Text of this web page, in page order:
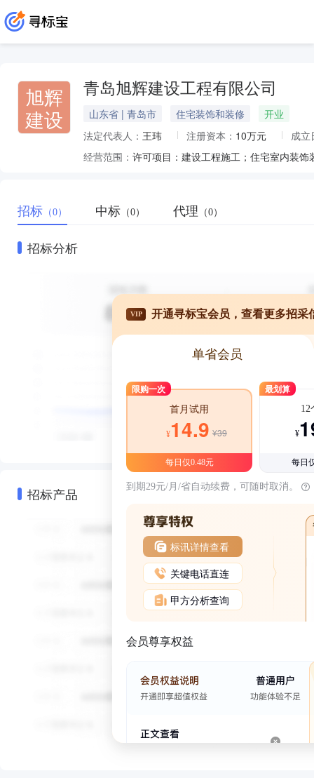
旭辉
建设
青岛旭辉建设工程有限公司
山东省 | 青岛市 住宅装饰和装修
开业
法定代表人： 王玮 注册资本： 10万元
成立
经营范围：
招标 （0） 中标 （0） 代理 （0）
招标分析
招标产品
VIP 开通寻标宝会员，查看更多招采
单省会员
限购一次
首月试用
¥14.9 ¥39
每日仅0.48元
最划算
12
¥
每日
到期29元/月/省自动续费，可随时取消。
标讯详情查看
关键电话直连
甲方分析查询
会员尊享权益